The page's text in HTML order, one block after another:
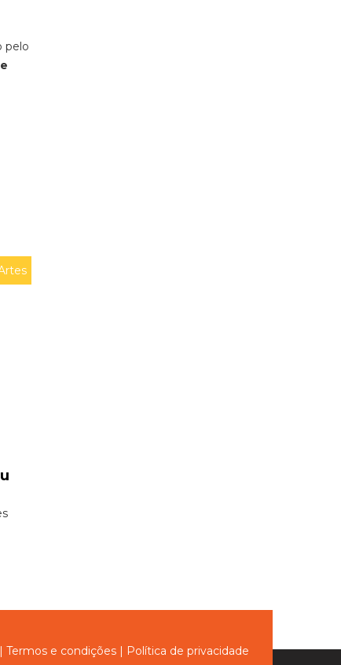
pelo
| Termos e condições | Política de privacidade